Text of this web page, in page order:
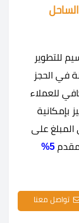
للتطوير
في الحجز
للعملاء
بإمكانية
على
5%
تواصل معنا